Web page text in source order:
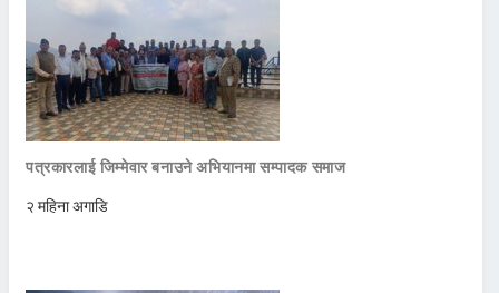
पत्रकारलाई जिम्मेवार बनाउने अभियानमा सम्पादक समाज
२ महिना अगाडि